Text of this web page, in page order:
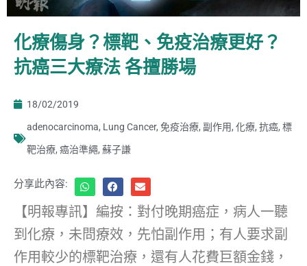
化療傷身？標靶、免疫治療更好？
抗癌三大療法 各擅勝場
18/02/2019
adenocarcinoma, Lung Cancer, 免疫治療, 副作用, 化療, 抗癌, 標
靶治療, 癌治準繩, 蘇子謙
分享此內容:
【明報專訊】編按：對付晚期癌症，病人一聽
到化療，未問療效，先怕副作用；有人要求副
作用較少的標靶治療，還有人花費巨額金錢，